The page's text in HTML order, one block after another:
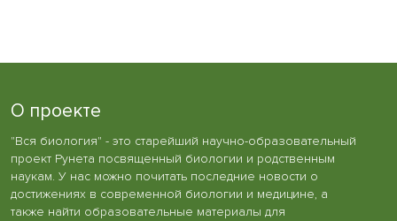
О проекте
"Вся биология" - это старейший научно-образовательный
проект Рунета посвященный биологии и родственным
наукам. У нас можно почитать последние новости о
достижениях в современной биологии и медицине, а
также найти образовательные материалы для